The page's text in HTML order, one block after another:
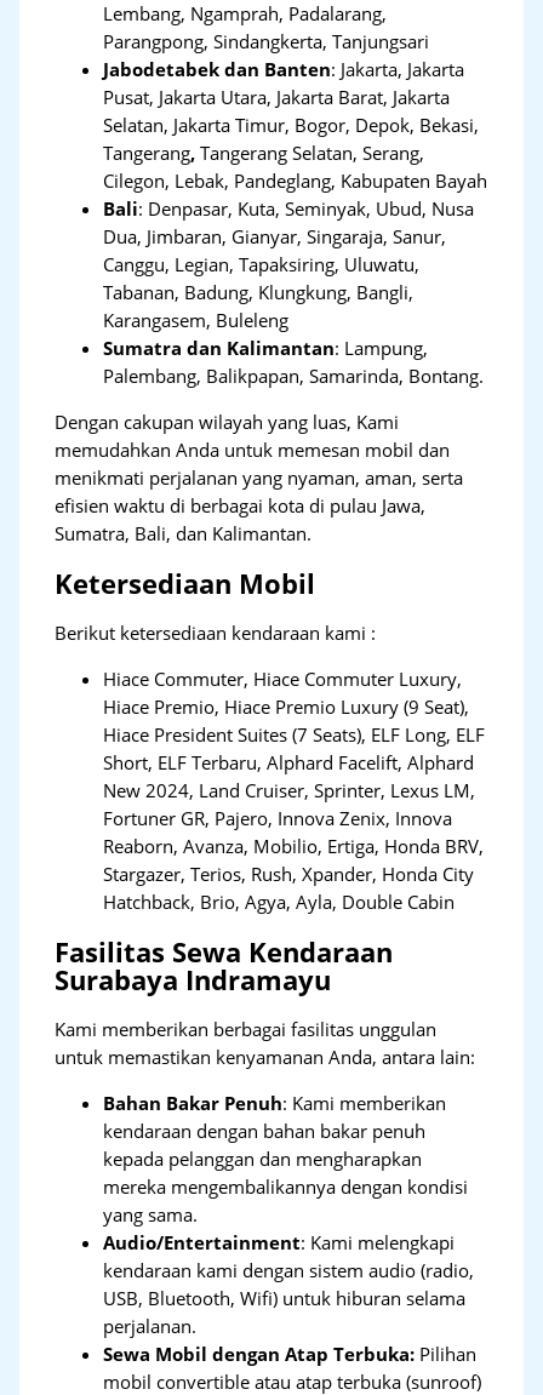
Lembang, Ngamprah, Padalarang,
Parangpong, Sindangkerta, Tanjungsari
Jabodetabek dan Banten: Jakarta, Jakarta
Pusat, Jakarta Utara, Jakarta Barat, Jakarta
Selatan, Jakarta Timur, Bogor, Depok, Bekasi,
Tangerang,Tangerang Selatan, Serang,
Cilegon, Lebak, Pandeglang, Kabupaten Bayah
Bali: Denpasar, Kuta, Seminyak, Ubud, Nusa
Dua, Jimbaran, Gianyar, Singaraja, Sanur,
Canggu, Legian, Tapaksiring, Uluwatu,
Tabanan, Badung, Klungkung, Bangli,
Karangasem, Buleleng
Sumatra dan Kalimantan: Lampung,
Palembang, Balikpapan, Samarinda, Bontang.
Dengan cakupan wilayah yang luas, Kami
memudahkan Anda untuk memesan mobil dan
menikmati perjalanan yang nyaman, aman, serta
efisien waktu di berbagai kota di pulau Jawa,
Sumatra, Bali, dan Kalimantan.
Ketersediaan Mobil
Berikut ketersediaan kendaraan kami :
Hiace Commuter, Hiace Commuter Luxury,
Hiace Premio, Hiace Premio Luxury (9 Seat),
Hiace President Suites (7 Seats), ELF Long, ELF
Short, ELF Terbaru, Alphard Facelift, Alphard
New 2024, Land Cruiser, Sprinter, Lexus LM,
Fortuner GR, Pajero, Innova Zenix, Innova
Reaborn, Avanza, Mobilio, Ertiga, Honda BRV,
Stargazer, Terios, Rush, Xpander, Honda City
Hatchback, Brio, Agya, Ayla, Double Cabin
Fasilitas Sewa Kendaraan
Surabaya Indramayu
Kami memberikan berbagai fasilitas unggulan
untuk memastikan kenyamanan Anda, antara lain:
Bahan Bakar Penuh: Kami memberikan
kendaraan dengan bahan bakar penuh
kepada pelanggan dan mengharapkan
mereka mengembalikannya dengan kondisi
yang sama.
Audio/Entertainment: Kami melengkapi
kendaraan kami dengan sistem audio (radio,
USB, Bluetooth, Wifi) untuk hiburan selama
perjalanan.
Sewa Mobil dengan Atap Terbuka: Pilihan
mobil convertible atau atap terbuka (sunroof)